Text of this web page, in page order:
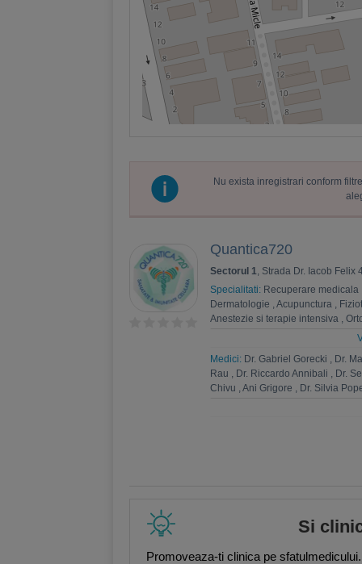
Nu exista inregistrari conform
Quantica720
Sectorul 1, Strada Dr. Iacob Felix
Specialitati: Recuperare medicala
Dermatologie , Acupunctura ,
Anestezie si terapie intensiva ,
Genetica, Apifitoterapie,
Medici: Dr. Gabriel Gorecki , Dr.
Rau , Dr. Riccardo Annibali , Dr.
Chivu , Ani Grigore , Dr. Silvia
Si
Promoveaza-ti clinica pe